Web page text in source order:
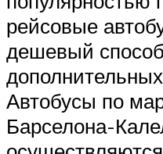
рейсовые
дешевый
Автобусы по
Барселона-